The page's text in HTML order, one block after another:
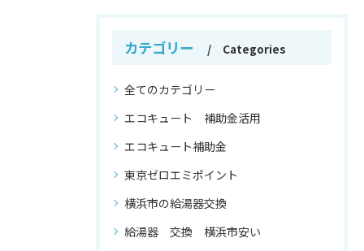
カテゴリー Categories
全てのカテゴリー
エコキュート 補助金活用
エコキュート補助金
東京ゼロエミポイント
横浜市の給湯器交換
給湯器 交換 横浜市安い